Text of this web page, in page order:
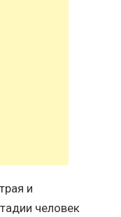
и
человек